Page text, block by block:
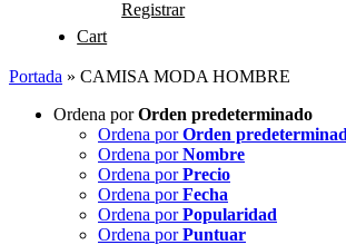
Registrar
Cart
Portada » CAMISA MODA HOMBRE
Ordena porOrden predeterminado
Ordena porOrden
Ordena porNombre
Ordena porPrecio
Ordena porFecha
Ordena porPopularidad
Ordena porPuntuar